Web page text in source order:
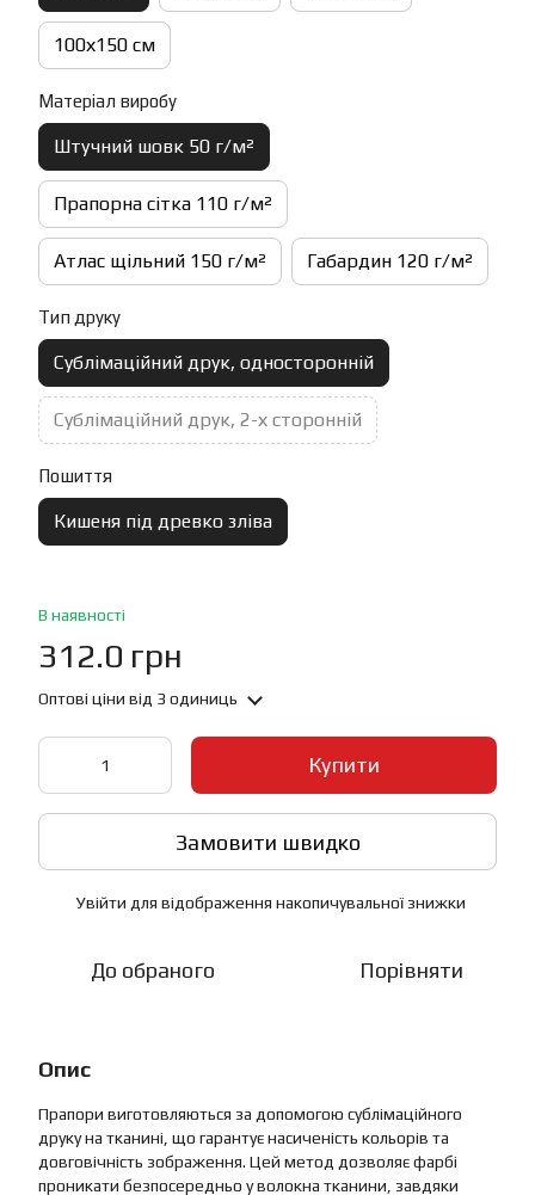
100х150 см
Матеріал виробу
Штучний шовк 50 г/м²
Прапорна сітка 110 г/м²
Атлас щільний 150 г/м² Габардин 120 г/м²
Тип друку
Сублімаційний друк, односторонній
Сублімаційний друк, 2-х сторонній
Пошиття
Кишеня під древко зліва
В наявності
312.0 грн
Оптові ціни від 3 одиниць
Купити
Замовити швидко
Увійти для відображення накопичувальної знижки
До обраного Порівняти
Опис
Прапори виготовляються за допомогою сублімаційного
друку на тканині, що гарантує насиченість кольорів та
довговічність зображення. Цей метод дозволяє фарбі
проникати безпосередньо у волокна тканини, завдяки